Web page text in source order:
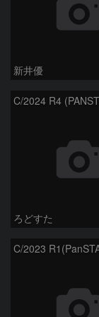
新井優
C/2024 R4
ろどすた
C/2023